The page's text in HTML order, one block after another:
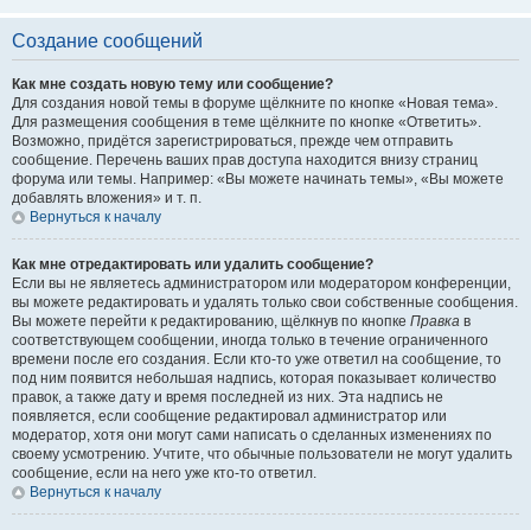
Создание сообщений
Как мне создать новую тему или сообщение?
Для создания новой темы в форуме щёлкните по кнопке «Новая тема».
Для размещения сообщения в теме щёлкните по кнопке «Ответить».
Возможно, придётся зарегистрироваться, прежде чем отправить
сообщение. Перечень ваших прав доступа находится внизу страниц
форума или темы. Например: «Вы можете начинать темы», «Вы можете
добавлять вложения» и т. п.
Вернуться к началу
Как мне отредактировать или удалить сообщение?
Если вы не являетесь администратором или модератором конференции,
вы можете редактировать и удалять только свои собственные сообщения.
Вы можете перейти к редактированию, щёлкнув по кнопке Правка в
соответствующем сообщении, иногда только в течение ограниченного
времени после его создания. Если кто-то уже ответил на сообщение, то
под ним появится небольшая надпись, которая показывает количество
правок, а также дату и время последней из них. Эта надпись не
появляется, если сообщение редактировал администратор или
модератор, хотя они могут сами написать о сделанных изменениях по
своему усмотрению. Учтите, что обычные пользователи не могут удалить
сообщение, если на него уже кто-то ответил.
Вернуться к началу